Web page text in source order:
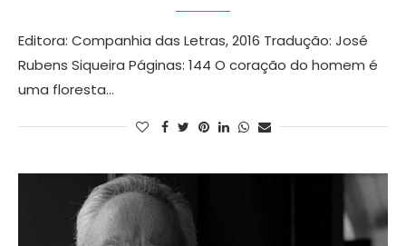
Editora: Companhia das Letras, 2016 Tradução: José
Rubens Siqueira Páginas: 144 O coração do homem é
uma floresta…